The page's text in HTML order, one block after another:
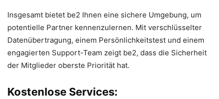
Insgesamt bietet be2 Ihnen eine sichere Umgebung, um
potentielle Partner kennenzulernen. Mit verschlüsselter
Datenübertragung, einem Persönlichkeitstest und einem
engagierten Support-Team zeigt be2, dass die Sicherheit
der Mitglieder oberste Priorität hat.
Kostenlose Services: